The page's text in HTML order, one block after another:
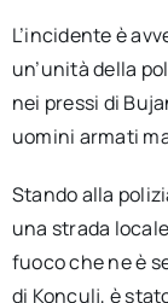
L’incidente è
un’unità della
nei pressi di
uomini armati
Stando alla
una strada
fuoco che ne è
di Konculj, è